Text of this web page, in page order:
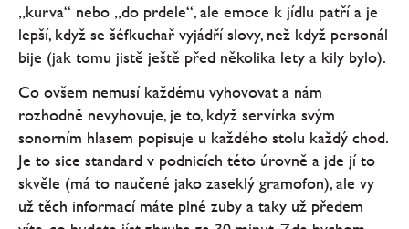
„kurva“ nebo „do prdele“, ale emoce k jídlu patří a je
lepší, když se šéfkuchař vyjádří slovy, než když personál
bije (jak tomu jistě ještě před několika lety a kily bylo).
Co ovšem nemusí každému vyhovovat a nám
rozhodně nevyhovuje, je to, když servírka svým
sonorním hlasem popisuje u každého stolu každý chod.
Je to sice standard v podnicích této úrovně a jde jí to
skvěle (má to naučené jako zaseklý gramofon), ale vy
už těch informací máte plné zuby a taky už předem